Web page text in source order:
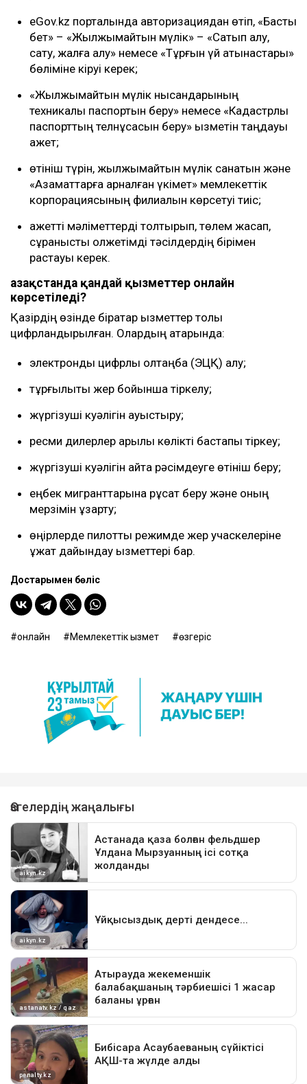
eGov.kz порталында авторизациядан өтіп, «Басты
бет» – «Жылжымайтын мүлік» – «Сатып алу,
сату, жалға алу» немесе «Тұрғын үй қатынастары»
бөліміне кіруі керек;
«Жылжымайтын мүлік нысандарының
техникалық паспортын беру» немесе «Кадастрлық
паспорттың телнұсқасын беру» қызметін таңдауы
қажет;
өтініш түрін, жылжымайтын мүлік санатын және
«Азаматтарға арналған үкімет» мемлекеттік
корпорациясының филиалын көрсетуі тиіс;
қажетті мәліметтерді толтырып, төлем жасап,
сұранысты қолжетімді тәсілдердің бірімен
растауы керек.
Қазақстанда қандай қызметтер онлайн
көрсетіледі?
Қазірдің өзінде бірқатар қызметтер толық
цифрландырылған. Олардың қатарында:
электронды цифрлық қолтаңба (ЭЦҚ) алу;
тұрғылықты жер бойынша тіркелу;
жүргізуші куәлігін ауыстыру;
ресми дилерлер арқылы көлікті бастапқы тіркеу;
жүргізуші куәлігін қайта рәсімдеуге өтініш беру;
еңбек мигранттарына рұқсат беру және оның
мерзімін ұзарту;
өңірлерде пилоттық режимде жер учаскелеріне
құжат дайындау қызметтері бар.
Достарыңмен бөліс
онлайн Мемлекеттік қызмет өзгеріс